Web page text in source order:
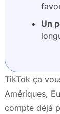
Un
TikTok ça
Amériques,
compte déjà